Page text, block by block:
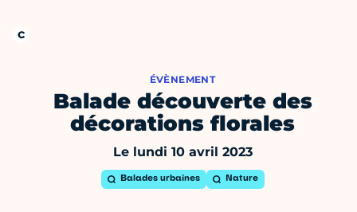
ÉVÈNEMENT
Balade découverte des
décorations florales
Le lundi 10 avril 2023
Balades urbaines Nature